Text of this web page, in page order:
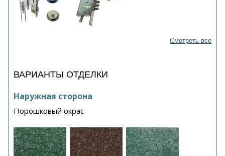
Смотреть все
ВАРИАНТЫ ОТДЕЛКИ
Наружная сторона
Порошковый окрас